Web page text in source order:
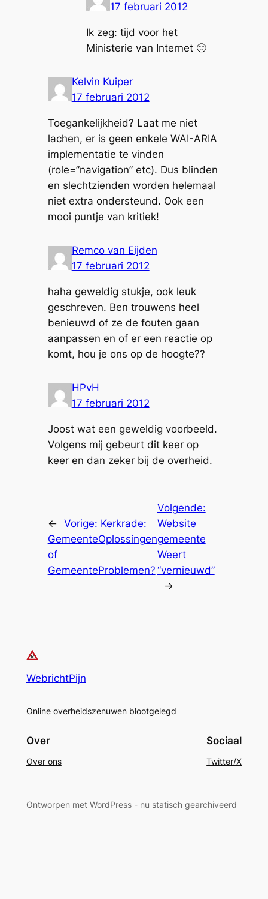
17 februari 2012
Ik zeg: tijd voor het
Ministerie van Internet 🙂
Kelvin Kuiper
17 februari 2012
Toegankelijkheid? Laat me niet
lachen, er is geen enkele WAI-ARIA
implementatie te vinden
(role=”navigation” etc). Dus blinden
en slechtzienden worden helemaal
niet extra ondersteund. Ook een
mooi puntje van kritiek!
Remco van Eijden
17 februari 2012
haha geweldig stukje, ook leuk
geschreven. Ben trouwens heel
benieuwd of ze de fouten gaan
aanpassen en of er een reactie op
komt, hou je ons op de hoogte??
HPvH
17 februari 2012
Joost wat een geweldig voorbeeld.
Volgens mij gebeurt dit keer op
keer en dan zeker bij de overheid.
← Vorige: Kerkrade:
GemeenteOplossingen
of
GemeenteProblemen?
Volgende:
Website
gemeente
Weert
“vernieuwd”
→
WebrichtPijn
Online overheidszenuwen blootgelegd
Over
Over ons
Sociaal
Twitter/X
Ontworpen met WordPress - nu statisch gearchiveerd